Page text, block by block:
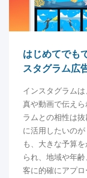
はじめてでも
スタグラム広
インスタグラム
真や動画で伝え
ラムとの相性は
に活用したいの
も、大きな予算
られ、地域や年
客に的確にアプ